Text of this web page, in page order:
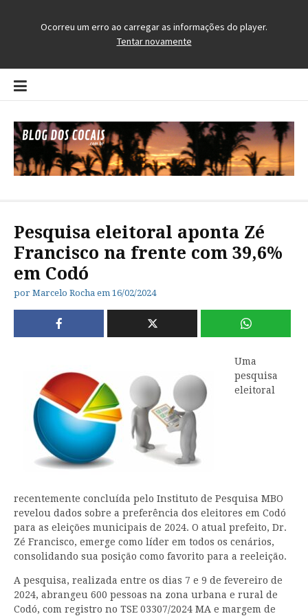
Pular
para
conteúdo
Pesquisa eleitoral aponta Zé
Francisco na frente com 39,6%
em Codó
por Marcelo Rocha em 16/02/2024
Uma
pesquisa
eleitoral
recentemente concluída pelo Instituto de Pesquisa MBO
revelou dados sobre a preferência dos eleitores em Codó
para as eleições municipais de 2024. O atual prefeito, Dr.
Zé Francisco, emerge como líder em todos os cenários,
consolidando sua posição como favorito para a reeleição.
A pesquisa, realizada entre os dias 7 e 9 de fevereiro de
2024, abrangeu 600 pessoas na zona urbana e rural de
Codó, com registro no TSE 03307/2024 MA e margem de